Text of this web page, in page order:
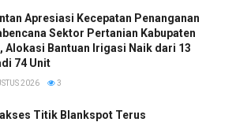
Apresiasi Kecepatan Penanganan
Sektor Pertanian Kabupaten
Alokasi Bantuan Irigasi Naik dari 13
74 Unit
2026 3
Titik Blankspot Terus